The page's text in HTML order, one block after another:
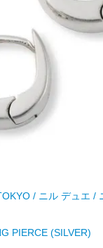
/ ニル デュエ /
PIERCE (SILVER)